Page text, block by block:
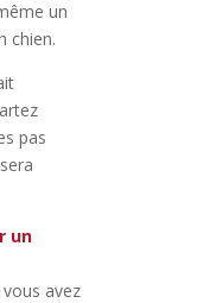
un
chien.
pas
un
avez